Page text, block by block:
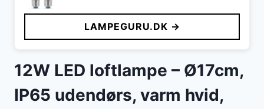
LAMPEGURU.DK →
12W LED loftlampe – Ø17cm,
IP65 udendørs, varm hvid,